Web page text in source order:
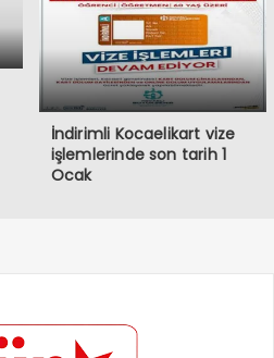
İndirimli Kocaelikart vize
işlemlerinde son tarih 1
Ocak